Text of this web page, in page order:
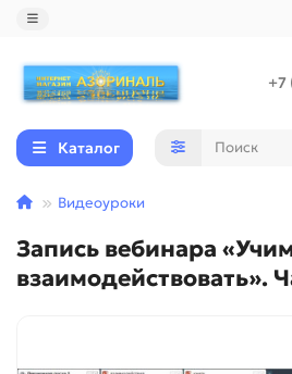
+7
Каталог
Видеоуроки
Запись вебинара
взаимодействовать».